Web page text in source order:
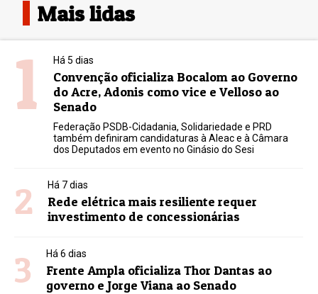
Mais lidas
1 Há 5 dias
Convenção oficializa Bocalom ao Governo
do Acre, Adonis como vice e Velloso ao
Senado
Federação PSDB-Cidadania, Solidariedade e PRD
também definiram candidaturas à Aleac e à Câmara
dos Deputados em evento no Ginásio do Sesi
2 Há 7 dias
Rede elétrica mais resiliente requer
investimento de concessionárias
3 Há 6 dias
Frente Ampla oficializa Thor Dantas ao
governo e Jorge Viana ao Senado